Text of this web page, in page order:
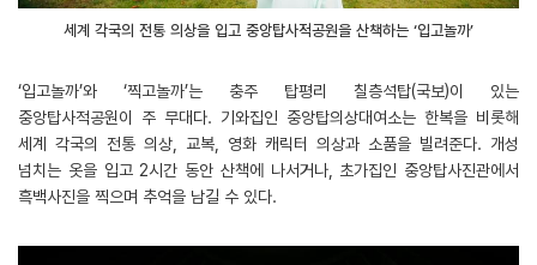
세계 각국의 전통 의상을 입고 중앙탑사적공원을 산책하는 ‘입고놀까’
‘입고놀까’와 ‘찍고놀까’는 충주 탑평리 칠층석탑(국보)이 있는
중앙탑사적공원이 주 무대다. 기와집인 중앙탑의상대여소는 한복을 비롯해
세계 각국의 전통 의상, 교복, 영화 캐릭터 의상과 소품을 빌려준다. 개성
넘치는 옷을 입고 2시간 동안 산책에 나서거나, 초가집인 중앙탑사진관에서
흑백사진을 찍으며 추억을 남길 수 있다.